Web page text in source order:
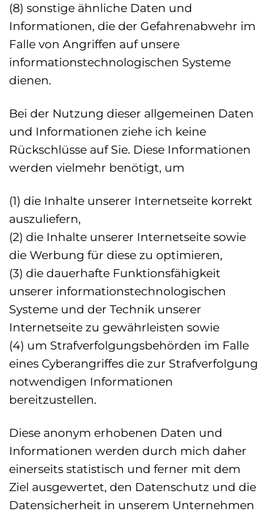
(8) sonstige ähnliche Daten und
Informationen, die der Gefahrenabwehr im
Falle von Angriffen auf unsere
informationstechnologischen Systeme
dienen.
Bei der Nutzung dieser allgemeinen Daten
und Informationen ziehe ich keine
Rückschlüsse auf Sie. Diese Informationen
werden vielmehr benötigt, um
(1) die Inhalte unserer Internetseite korrekt
auszuliefern,
(2) die Inhalte unserer Internetseite sowie
die Werbung für diese zu optimieren,
(3) die dauerhafte Funktionsfähigkeit
unserer informationstechnologischen
Systeme und der Technik unserer
Internetseite zu gewährleisten sowie
(4) um Strafverfolgungsbehörden im Falle
eines Cyberangriffes die zur Strafverfolgung
notwendigen Informationen
bereitzustellen.
Diese anonym erhobenen Daten und
Informationen werden durch mich daher
einerseits statistisch und ferner mit dem
Ziel ausgewertet, den Datenschutz und die
Datensicherheit in unserem Unternehmen